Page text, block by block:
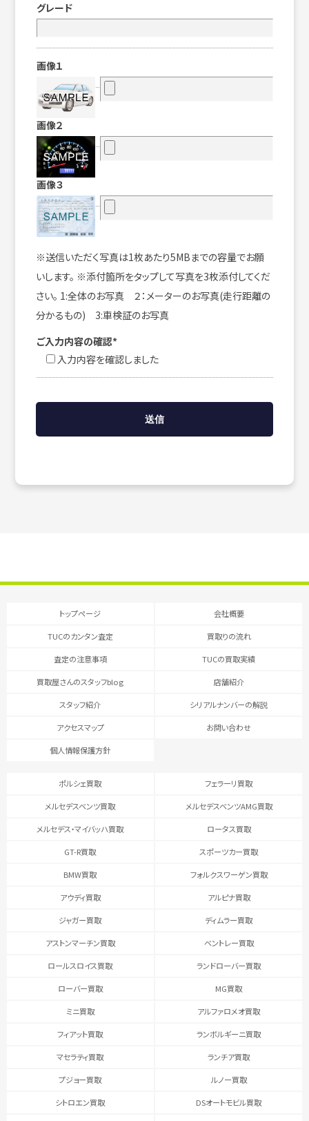
グレード
画像１
画像２
画像３
※送信いただく写真は1枚あたり5MBまでの容量でお願
いします。 ※添付箇所をタップして写真を3枚添付してくだ
さい。 1:全体のお写真 ２：メーターのお写真(走行距離の
分かるもの) 3:車検証のお写真
ご入力内容の確認*
入力内容を確認しました
トップページ 会社概要
TUCのカンタン査定 買取りの流れ
査定の注意事項 TUCの買取実績
買取屋さんのスタッフblog 店舗紹介
スタッフ紹介 シリアルナンバーの解説
アクセスマップ お問い合わせ
個人情報保護方針
ポルシェ買取 フェラーリ買取
メルセデスベンツ買取 メルセデスベンツAMG買取
メルセデス・マイバッハ買取 ロータス買取
GT-R買取 スポーツカー買取
BMW買取 フォルクスワーゲン買取
アウディ買取 アルピナ買取
ジャガー買取 ディムラー買取
アストンマーチン買取 ベントレー買取
ロールスロイス買取 ランドローバー買取
ローバー買取 MG買取
ミニ買取 アルファロメオ買取
フィアット買取 ランボルギーニ買取
マセラティ買取 ランチア買取
プジョー買取 ルノー買取
シトロエン買取 DSオートモビル買取